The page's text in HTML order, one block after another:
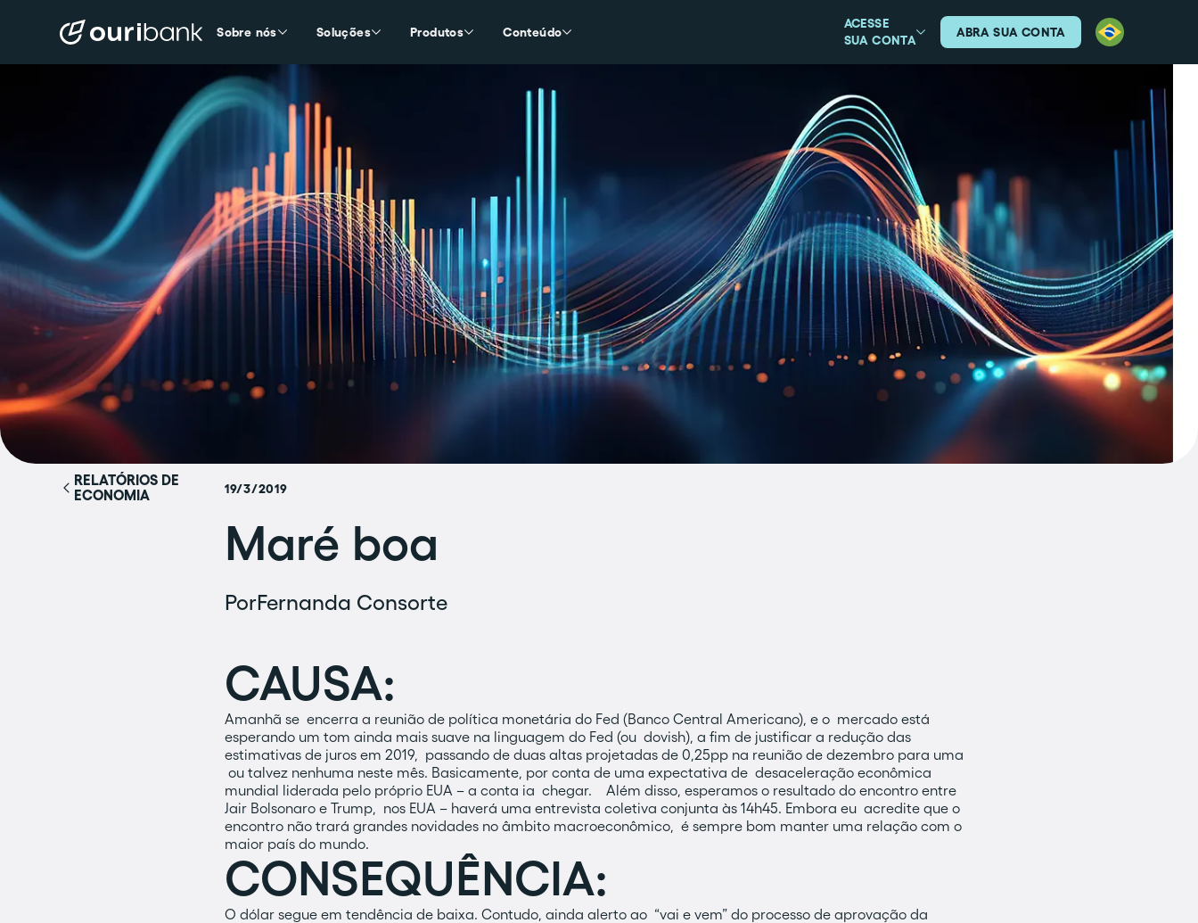
Sobre nós Soluções Produtos Conteúdo
ACESSE
SUA CONTA
ABRA SUA CONTA
RELATÓRIOS DE
ECONOMIA
19/3/2019
Maré boa
PorFernanda Consorte
CAUSA:
Amanhã se encerra a reunião de política monetária do Fed (Banco Central Americano), e o mercado está
esperando um tom ainda mais suave na linguagem do Fed (ou dovish), a fim de justificar a redução das
estimativas de juros em 2019, passando de duas altas projetadas de 0,25pp na reunião de dezembro para uma
ou talvez nenhuma neste mês. Basicamente, por conta de uma expectativa de desaceleração econômica
mundial liderada pelo próprio EUA – a conta ia chegar. Além disso, esperamos o resultado do encontro entre
Jair Bolsonaro e Trump, nos EUA – haverá uma entrevista coletiva conjunta às 14h45. Embora eu acredite que o
encontro não trará grandes novidades no âmbito macroeconômico, é sempre bom manter uma relação com o
maior país do mundo.
CONSEQUÊNCIA:
O dólar segue em tendência de baixa. Contudo, ainda alerto ao “vai e vem” do processo de aprovação da